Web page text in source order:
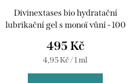
Divinextases bio hydratační
lubrikační gel s monoï vůní - 100
495 Kč
Měrná
4,95 Kč / 1 ml